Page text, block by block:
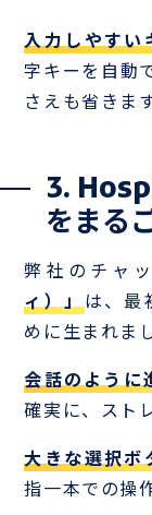
入力しやすい
字キーを自動
さえも省きます
3.
をまる
弊社のチャ
ィ）」は、最
めに生まれま
会話のように
確実に、スト
大きな選択ボ
指一本での操